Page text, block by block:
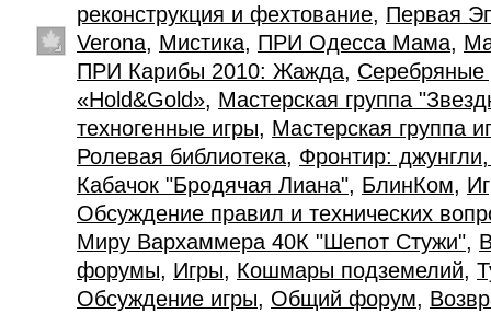
реконструкция и фехтование, Первая
Verona, Мистика, ПРИ Одесса Мама,
ПРИ Карибы 2010: Жажда, Серебряные
«Hold&Gold», Мастерская группа
техногенные игры, Мастерская группа
Ролевая библиотека, Фронтир:
Кабачок "Бродячая Лиана", БлинКом,
Обсуждение правил и технических
Миру Вархаммера 40К "Шепот Стужи",
форумы, Игры, Кошмары подземелий,
Обсуждение игры, Общий форум,